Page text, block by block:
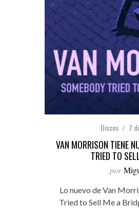
Discos 7
VAN MORRISON TIENE
TRIED TO
por
Lo nuevo de Van
Tried to Sell Me a